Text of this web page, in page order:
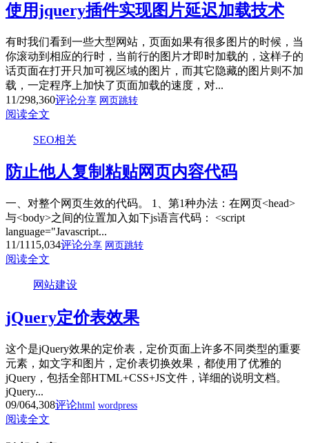
使用jquery插件实现图片延迟加载技术
有时我们看到一些大型网站，页面如果有很多图片的时候，当
你滚动到相应的行时，当前行的图片才即时加载的，这样子的
话页面在打开只加可视区域的图片，而其它隐藏的图片则不加
载，一定程序上加快了页面加载的速度，对...
11/298,360评论分享 网页跳转
阅读全文
SEO相关
防止他人复制粘贴网页内容代码
一、对整个网页生效的代码。 1、第1种办法：在网页<head>
与<body>之间的位置加入如下js语言代码： <script
language="Javascript...
11/11 15,034评论分享 网页跳转
阅读全文
网站建设
jQuery定价表效果
这个是jQuery效果的定价表，定价页面上许多不同类型的重要
元素，如文字和图片，定价表切换效果，都使用了优雅的
jQuery，包括全部HTML+CSS+JS文件，详细的说明文档。
jQuery...
09/064,308评论html wordpress
阅读全文